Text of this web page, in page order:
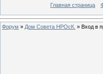
Главная страница
Форум » Дом Совета НРОсК. » Вход в